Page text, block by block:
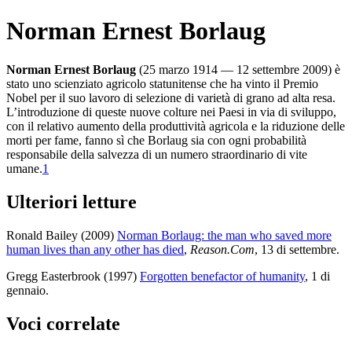
Norman Ernest Borlaug
Norman Ernest Borlaug (25 marzo 1914 — 12 settembre 2009) è
stato uno scienziato agricolo statunitense che ha vinto il Premio
Nobel per il suo lavoro di selezione di varietà di grano ad alta resa.
L’introduzione di queste nuove colture nei Paesi in via di sviluppo,
con il relativo aumento della produttività agricola e la riduzione delle
morti per fame, fanno sì che Borlaug sia con ogni probabilità
responsabile della salvezza di un numero straordinario di vite
umane.⁠1
Ulteriori letture
Ronald Bailey (2009) Norman Borlaug: the man who saved more
human lives than any other has died, Reason.Com, 13 di settembre.
Gregg Easterbrook (1997) Forgotten benefactor of humanity, 1 di
gennaio.
Voci correlate